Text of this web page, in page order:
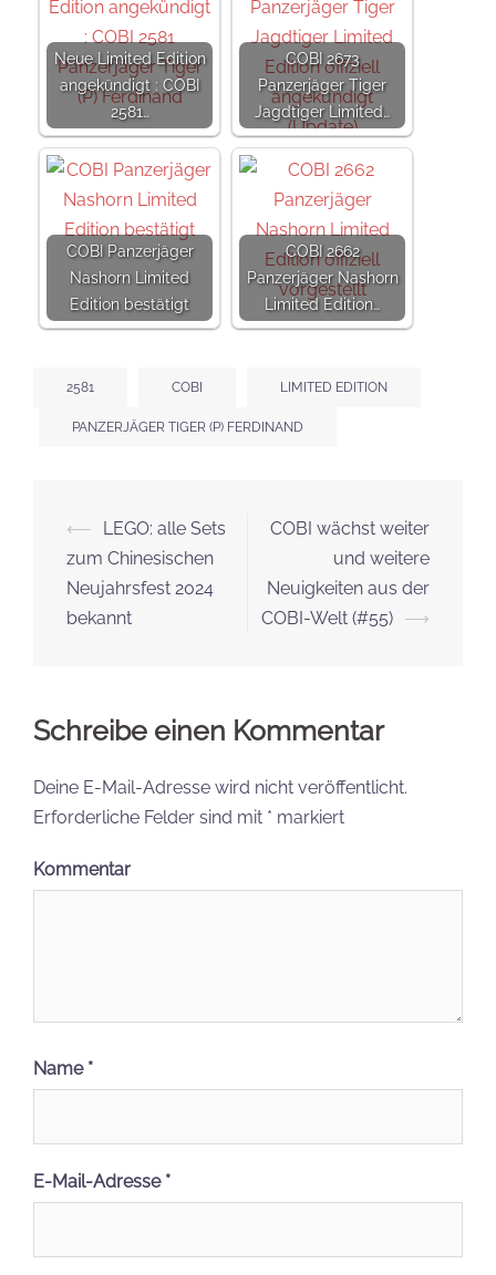
Neue Limited Edition
angekündigt : COBI
2581…
COBI 2673
Panzerjäger Tiger
Jagdtiger Limited…
COBI Panzerjäger
Nashorn Limited
Edition bestätigt
COBI 2662
Panzerjäger Nashorn
Limited Edition…
2581 COBI LIMITED EDITION
PANZERJÄGER TIGER (P) FERDINAND
Beitrags-
Navigation
⟵
LEGO: alle Sets
zum Chinesischen
Neujahrsfest 2024
bekannt
COBI wächst weiter
und weitere
Neuigkeiten aus der
COBI-Welt (#55) ⟶
Schreibe einen Kommentar
Deine E-Mail-Adresse wird nicht veröffentlicht.
Erforderliche Felder sind mit * markiert
Kommentar
Name *
E-Mail-Adresse *